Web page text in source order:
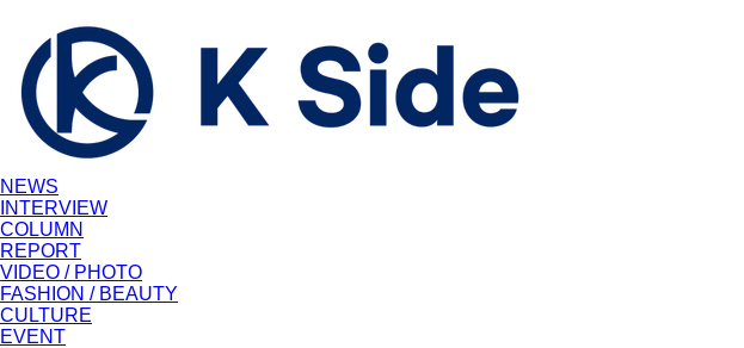
NEWS
INTERVIEW
COLUMN
REPORT
VIDEO / PHOTO
FASHION / BEAUTY
CULTURE
EVENT